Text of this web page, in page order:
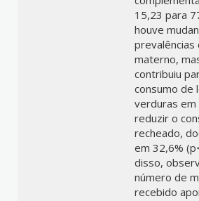
15,23 para
houve
materno,
contribuiu
consumo de
verduras
reduzir o
recheado,
em 32,6%
disso,
número de
recebido